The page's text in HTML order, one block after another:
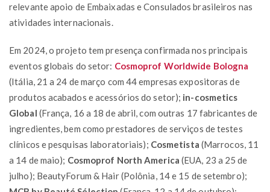
relevante apoio de Embaixadas e Consulados brasileiros nas
atividades internacionais.
Em 2024, o projeto tem presença confirmada nos principais
eventos globais do setor: Cosmoprof Worldwide Bologna
(Itália, 21 a 24 de março com 44 empresas expositoras de
produtos acabados e acessórios do setor); in-cosmetics
Global (França, 16 a 18 de abril, com outras 17 fabricantes de
ingredientes, bem como prestadores de serviços de testes
clínicos e pesquisas laboratoriais); Cosmetista (Marrocos, 11
a 14 de maio); Cosmoprof North America (EUA, 23 a 25 de
julho); BeautyForum & Hair (Polônia, 14 e 15 de setembro);